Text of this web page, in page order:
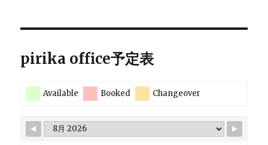
へ
り
pirika office予定表
Available Booked Changeover